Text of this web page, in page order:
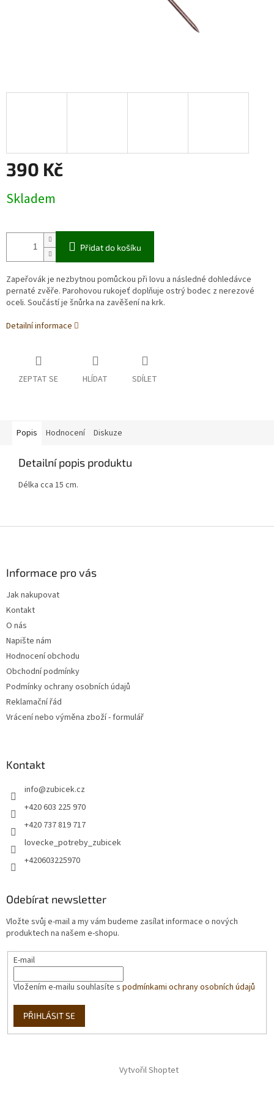
390 Kč
cena:
Skladem
Přidat do košíku
Zapeřovák je nezbytnou pomůckou při lovu a následné dohledávce
pernaté zvěře. Parohovou rukojeť doplňuje ostrý bodec z nerezové
oceli. Součástí je šnůrka na zavěšení na krk.
Detailní informace
ZEPTAT SE HLÍDAT SDÍLET
Popis Hodnocení Diskuze
Detailní popis produktu
Délka cca 15 cm.
Informace pro vás
Jak nakupovat
Kontakt
O nás
Napište nám
Hodnocení obchodu
Obchodní podmínky
Podmínky ochrany osobních údajů
Reklamační řád
Vrácení nebo výměna zboží - formulář
Kontakt
info@zubicek.cz
+420 603 225 970
+420 737 819 717
lovecke_potreby_zubicek
+420603225970
Odebírat newsletter
Vložte svůj e-mail a my vám budeme zasílat informace o nových
produktech na našem e-shopu.
E-mail
Vložením e-mailu souhlasíte s podmínkami ochrany osobních údajů
PŘIHLÁSIT SE
Vytvořil Shoptet